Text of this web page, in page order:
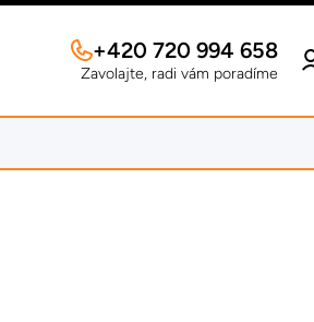
+420 720 994 658
Zavolajte, radi vám poradíme
sa